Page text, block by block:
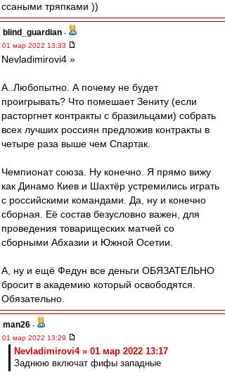
ссаными тряпками ))
blind_guardian -
01 мар 2022 13:33
Nevladimirovi4 »
А..Любопытно. А почему не будет
проигрывать? Что помешает Зениту (если
расторгнет контракты с бразильцами) собрать
всех лучших россиян предложив контракты в
четыре раза выше чем Спартак.
Чемпионат союза. Ну конечно. Я прямо вижу
как Динамо Киев и Шахтёр устремились играть
с российскими командами. Да, ну и конечно
сборная. Её состав безусловно важен, для
проведения товарищеских матчей со
сборными Абхазии и Южной Осетии.
А, ну и ещё Федун все деньги ОБЯЗАТЕЛЬНО
бросит в академию который освободятся.
Обязательно.
man26 -
01 мар 2022 13:29
Nevladimirovi4 » 01 мар 2022 13:17
Заднюю включат фифы западные